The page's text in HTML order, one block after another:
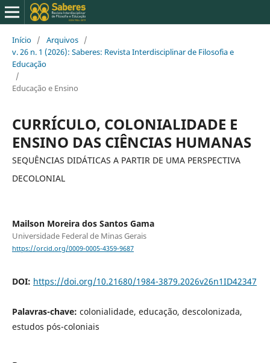
Início / Arquivos /
v. 26 n. 1 (2026): Saberes: Revista Interdisciplinar de Filosofia e
Educação
/
Educação e Ensino
CURRÍCULO, COLONIALIDADE E
ENSINO DAS CIÊNCIAS HUMANAS
SEQUÊNCIAS DIDÁTICAS A PARTIR DE UMA PERSPECTIVA
DECOLONIAL
Mailson Moreira dos Santos Gama
Universidade Federal de Minas Gerais
https://orcid.org/0009-0005-4359-9687
DOI: https://doi.org/10.21680/1984-3879.2026v26n1ID42347
Palavras-chave: colonialidade, educação, descolonizada,
estudos pós-coloniais